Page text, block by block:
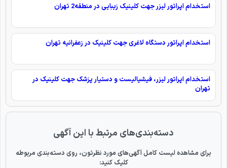
استخدام اپراتور لیزر جهت کلینیک زیبایی در منطقه2 تهران
استخدام اپراتور دستگاه لاغری جهت کلینیک در زعفرانیه تهران
استخدام اپراتور لیزر، فیشیالیست و دستیار پزشک جهت کلینیک در
تهران
دسته‌بندی‌های مرتبط با این آگهی
برای مشاهده لیست کامل آگهی‌های مورد نظرتون، روی دسته‌بندی مربوطه
کلیک کنید: